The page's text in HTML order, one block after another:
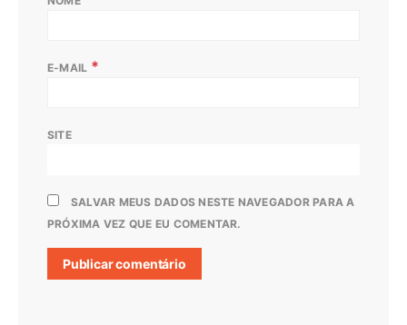
E-MAIL *
SITE
SALVAR MEUS DADOS NESTE NAVEGADOR PARA A
PRÓXIMA VEZ QUE EU COMENTAR.